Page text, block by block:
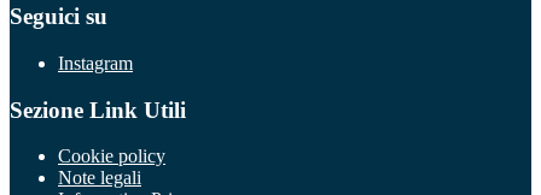
Seguici su
Instagram
Sezione Link Utili
Cookie policy
Note legali